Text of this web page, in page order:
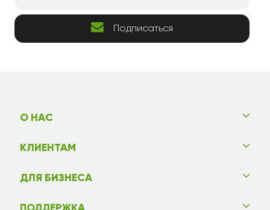
Подписаться
О НАС
КЛИЕНТАМ
ДЛЯ БИЗНЕСА